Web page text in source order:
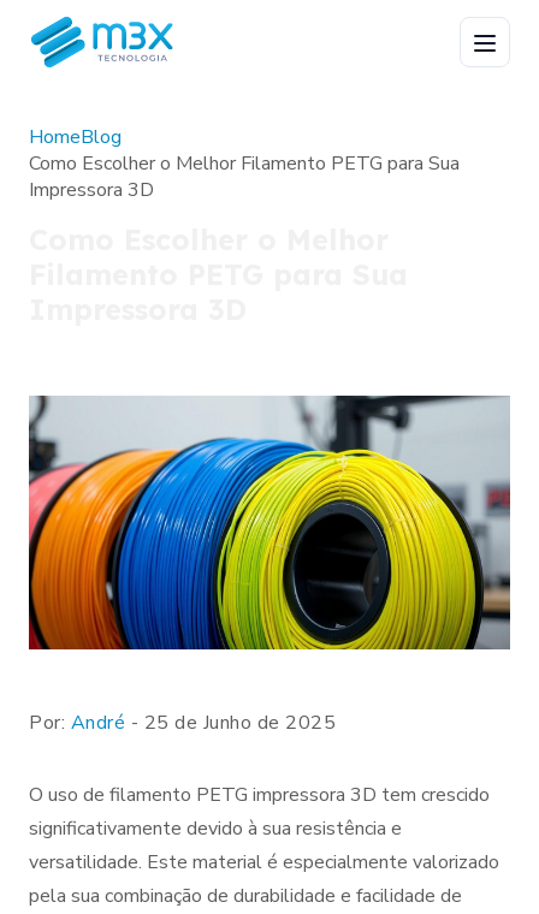
HomeBlog
Como Escolher o Melhor Filamento PETG para Sua
Impressora 3D
Por: André - 25 de Junho de 2025
O uso de filamento PETG impressora 3D tem crescido
significativamente devido à sua resistência e
versatilidade. Este material é especialmente valorizado
pela sua combinação de durabilidade e facilidade de